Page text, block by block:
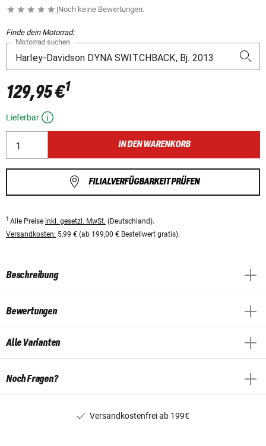
|Noch keine Bewertungen.
Finde dein Motorrad:
Motorrad suchen
129,95 €1
Lieferbar
IN DEN WARENKORB
FILIALVERFÜGBARKEIT PRÜFEN
1 Alle Preise inkl. gesetzl. MwSt. (Deutschland).
Versandkosten: 5,99 € (ab 199,00 € Bestellwert gratis).
Beschreibung
Bewertungen
Alle Varianten
Noch Fragen?
Versandkostenfrei ab 199€